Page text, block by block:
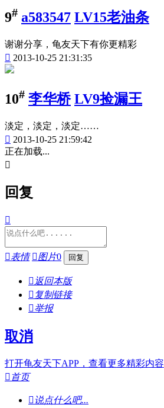
9# a583547 LV15老油条
谢谢分享，龟友天下有你更精彩
 2013-10-25 21:31:35
10# 李华桥 LV9捡漏王
淡定，淡定，淡定……
 2013-10-25 21:59:42
正在加载...

回复

表情 图片0
返回本版
 复制链接
举报
取消
打开龟友天下APP，查看更多精彩内容
 首页
说点什么吧...